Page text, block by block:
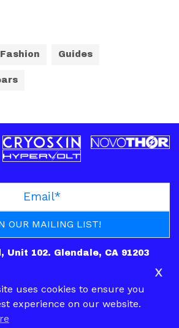
Fashion Guides
Unit 102. Glendale, CA 91203
– Fri: 10am-7pm | Sat: 10am-
5pmuses cookies to ensure you
experience on our website.
x